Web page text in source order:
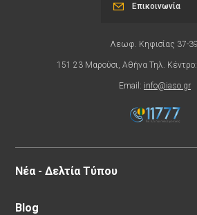
Λεωφ. Κηφισίας 37-39,
151 23 Μαρούσι, Αθήνα Τηλ.
Email: info@iaso.gr
Επικοινωνία
Νέα - Δελτία Τύπου
Blog